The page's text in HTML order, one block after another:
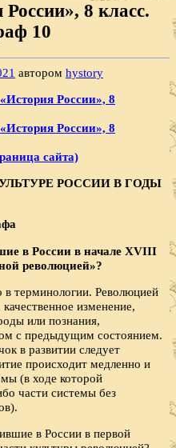
8 класс.
10
автором hystory
России», 8
России», 8
сайта)
РОССИИ В ГОДЫ
в России в начале XVIII
революцией»?
в терминологии. Революцией
изменение,
или познания,
с предыдущим состоянием.
в развитии следует
происходит медленно и
(в ходе которой
части системы без
в России в первой